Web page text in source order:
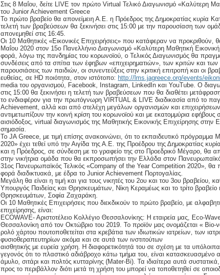
Στις 8 Μαΐου, δείτε LIVE τον πρώτο Virtual Τελικό Διαγωνισμό «Καλύτερη
του Junior Achievement Greece
Το πρώτο βραβείο θα απονείμειη Α.Ε. η Πρόεδρος της Δημοκρατίας κυρία
τελετή των βραβεύσεων θα ξεκινήσει στις 15:00 με την παρουσίαση των
απονεμηθεί στις 16:45.
Οι 10 Μαθητικές «Εικονικές Επιχειρήσεις» που κατάφεραν να
Μαΐου 2020 στον 15ο Πανελλήνιο Διαγωνισμό «Καλύτερη Μαθητική
φορά, λόγω της πανδημίας του κορωνοϊού, ο Τελικός Διαγωνισμός θα
συνδέσεις από τα σπίτια των έφηβων «επιχειρηματιών», των κριτών και
παρουσιάσεις των παιδιών, οι συνεντεύξεις στην κριτική επιτροπή και οι
ευθείας, σε ΗD ποιότητα, στον ιστότοπο: http://lms.jagreece.org/events/
media του οργανισμού, Facebook, Instagram, LinkedIn και YouTube. Ο
στις 15:00 θα ξεκινήσει η τελετή των βραβεύσεων που θα διαθέτει
το ενδιαφέρον για την πρωτόγνωρη VIRTUAL & LIVE διαδικασία από το
Achievement, αλλά και από στελέχη μεγάλων οργανισμών και
αντιμετωπίζουν την κοινή κρίση του κορωνοϊού και με εκατομμύρια
αισιόδοξος, virtual διαγωνισμός της Μαθητικής Εικονικής Επιχείρησης στην
σημασία.
Το JA Greece, με τιμή επίσης ανακοινώνει, ότι το εκπαιδευτικό πρόγραμμα
2020» έχει τεθεί υπό την Αιγίδα της Α.Ε. της Προέδρου της Δημοκρατίας
και η Πρόεδρος, σε σύνδεση με το γραφείο της στο Προεδρικό Μέγαρο, θα
στην νικήτρια ομάδα που θα εκπροσωπήσει την Ελλάδα στον
31ος Πανευρωπαϊκός Τελικός «Company of the Year Competition 2020», θα
φορά διαδικτυακά, με έδρα το Junior Achievement Πορτογαλίας.
Μεγάλη θα είναι η τιμή και για τους νικητές του 2ου και του 3ου βραβείου,
Υπουργός Παιδείας και Θρησκευμάτων, Νίκη Κεραμέως και το τρίτο
Θρησκευμάτων, Σοφία Ζαχαράκη.
Οι 10 Μαθητικές Επιχειρήσεις που διεκδικούν το πρώτο βραβείο, με
επιχείρησης, είναι:
ΕCOWAVE- Aριστοτέλειο Κολλέγιο Θεσσαλονίκης: Η εταιρεία μας, Eco-
Θεσσαλονίκη από τον Οκτώβριο του 2019. Το προϊόν μας ονομάζεται « Bio-
ρολό χάρτου πουτοποθετείται στα κρεβάτια των ιδιωτικών ιατρείων, των
φυσιοθεραπευτηρίων ακόμα και σε αυτά των ινστιτούτων
αισθητικής με ευρεία χρήση. Η διαφορετικότητά του σε σχέση με τα
γεγονός ότι το πλαστικό αδιάβροχο κάτω τμήμα του, είναι
άμυλο, σιτάρι και πολτός κυτταρίνης (Mater-Bi). Τα ιδιαίτερα αυτά
προς το περιβάλλον διότι μετά τη χρήση του μπορεί να τοποθετηθεί σε